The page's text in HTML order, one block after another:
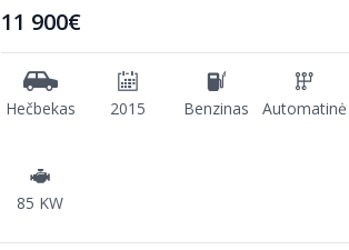
11 900€
Hečbekas 2015 Benzinas Automatinė
85 KW